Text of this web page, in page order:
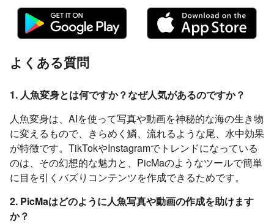
よくある質問
1. 人魚変身とは何ですか？なぜ人気があるのですか？
人魚変身は、AIを使って写真や動画を神秘的な海の生き物
に変えるもので、きらめく鱗、流れるような尾、水中効果
が特徴です。TikTokやInstagramでトレンドになっている
のは、その幻想的な魅力と、PicMaのようなツールで簡単
に目を引くバズりコンテンツを作成できるためです。
2. PicMaはどのように人魚写真や動画の作成を助けます
か？